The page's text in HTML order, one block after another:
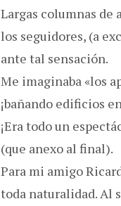
Largas columnas de
los seguidores, (a
ante tal sensación.
Me imaginaba «los
¡bañando edificios
¡Era todo un
(que anexo al final).
Para mi amigo
toda naturalidad. Al